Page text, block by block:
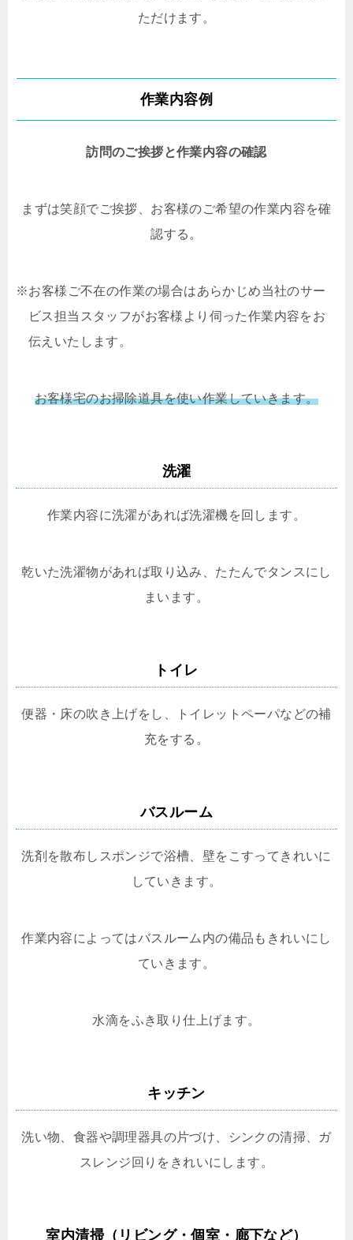
ただけます。
作業内容例
訪問のご挨拶と作業内容の確認
まずは笑顔でご挨拶、お客様のご希望の作業内容を確
認する。
※お客様ご不在の作業の場合はあらかじめ当社のサー
ビス担当スタッフがお客様より伺った作業内容をお
伝えいたします。
お客様宅のお掃除道具を使い作業していきます。
洗濯
作業内容に洗濯があれば洗濯機を回します。
乾いた洗濯物があれば取り込み、たたんでタンスにし
まいます。
トイレ
便器・床の吹き上げをし、トイレットペーパなどの補
充をする。
バスルーム
洗剤を散布しスポンジで浴槽、壁をこすってきれいに
していきます。
作業内容によってはバスルーム内の備品もきれいにし
ていきます。
水滴をふき取り仕上げます。
キッチン
洗い物、食器や調理器具の片づけ、シンクの清掃、ガ
スレンジ回りをきれいにします。
室内清掃（リビング・個室・廊下など）